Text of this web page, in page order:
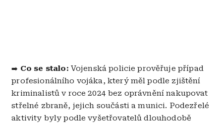
➡️ Co se stalo: Vojenská policie prověřuje případ
profesionálního vojáka, který měl podle zjištění
kriminalistů v roce 2024 bez oprávnění nakupovat
střelné zbraně, jejich součásti a munici. Podezřelé
aktivity byly podle vyšetřovatelů dlouhodobě